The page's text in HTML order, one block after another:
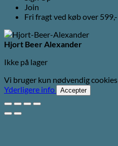
Join
Fri fragt ved køb over 599,-
Hjort Beer Alexander
Ikke på lager
Vi bruger kun nødvendig cookies
Yderligere info
Accepter